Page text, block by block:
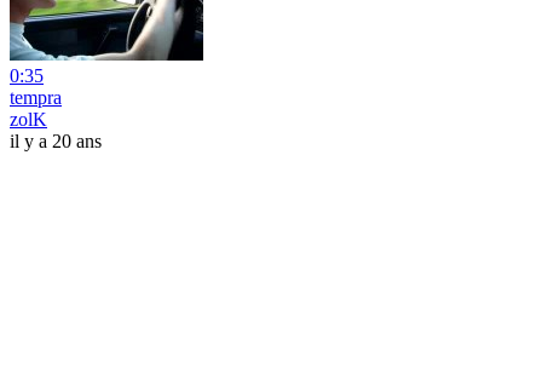
0:35
tempra
zolK
il y a 20 ans